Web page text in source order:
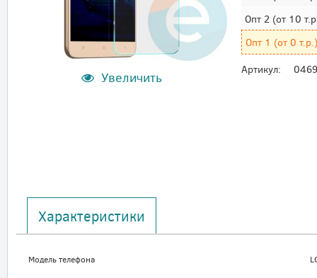
Увеличить
Опт 2(от 10
Опт 1 (от 0 т.р.)
Артикул:
Характеристики
Модель телефона